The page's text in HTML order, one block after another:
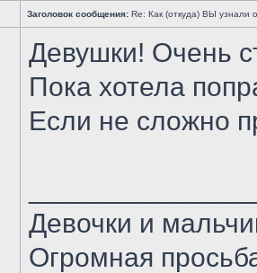
Заголовок сообщения: Re: Как (откуда) ВЫ узнали
Девушки! Очень
Пока хотела
Если не сложно
Девочки и
Огромная